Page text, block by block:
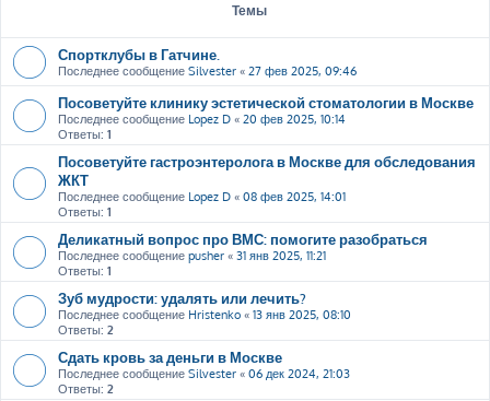
Темы
Спортклубы в Гатчине.
Последнее сообщение Silvester « 27 фев 2025, 09:46
Посоветуйте клинику эстетической стоматологии в Москве
Последнее сообщение Lopez D « 20 фев 2025, 10:14
Ответы: 1
Посоветуйте гастроэнтеролога в Москве для обследования
ЖКТ
Последнее сообщение Lopez D « 08 фев 2025, 14:01
Ответы: 1
Деликатный вопрос про ВМС: помогите разобраться
Последнее сообщение pusher « 31 янв 2025, 11:21
Ответы: 1
Зуб мудрости: удалять или лечить?
Последнее сообщение Hristenko « 13 янв 2025, 08:10
Ответы: 2
Сдать кровь за деньги в Москве
Последнее сообщение Silvester « 06 дек 2024, 21:03
Ответы: 2